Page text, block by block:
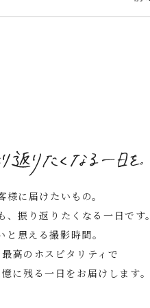
様に届けたいもの。
振り返りたくなる一日です。
と思える撮影時間。
高のホスピタリティで
に残る一日をお届けします。